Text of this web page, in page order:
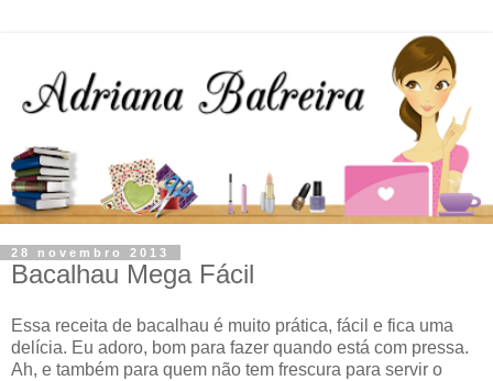
28 novembro 2013
Bacalhau Mega Fácil
Essa receita de bacalhau é muito prática, fácil e fica uma
delícia. Eu adoro, bom para fazer quando está com pressa.
Ah, e também para quem não tem frescura para servir o